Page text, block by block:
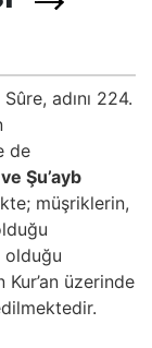
adını 224.
de
Şu’ayb
müşriklerin,
olduğu
üzerinde